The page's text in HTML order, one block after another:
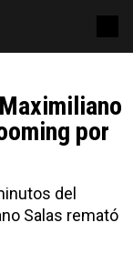
por
del
Salas remató